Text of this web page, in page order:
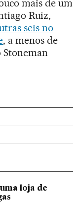
mais de um
Ruiz,
seis no
, a menos de
Facebook
loja de